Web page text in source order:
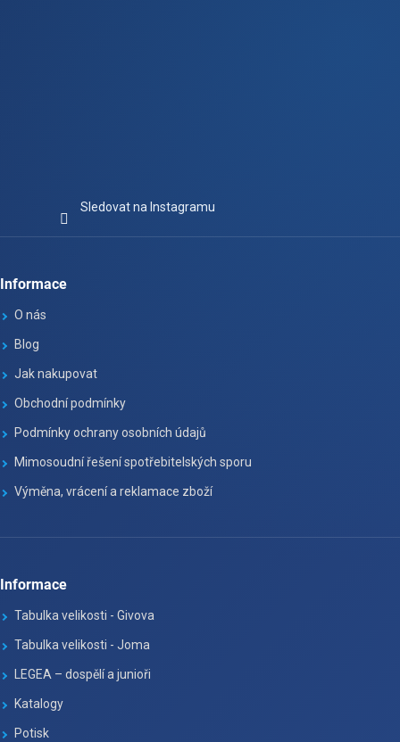
Sledovat na Instagramu
Informace
O nás
Blog
Jak nakupovat
Obchodní podmínky
Podmínky ochrany osobních údajů
Mimosoudní řešení spotřebitelských sporu
Výměna, vrácení a reklamace zboží
Informace
Tabulka velikosti - Givova
Tabulka velikosti - Joma
LEGEA – dospělí a junioři
Katalogy
Potisk